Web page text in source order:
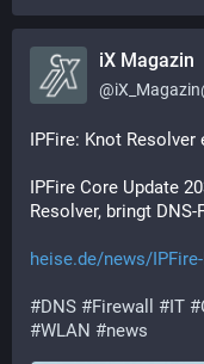
iX Magazin
@
IPFire: Knot Resolver
IPFire Core Update
Resolver, bringt
heise.de/news/
#DNS #Firewall #IT #
#WLAN #news